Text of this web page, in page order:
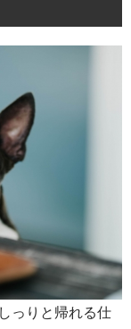
っりと帰れる仕